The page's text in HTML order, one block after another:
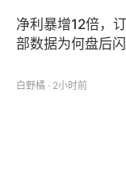
净利暴增12倍，
部数据为何盘后闪
白野橘 · 2小时前